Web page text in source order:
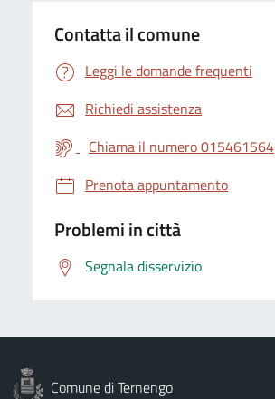
Contatta il comune
Leggi le domande frequenti
Richiedi assistenza
Chiama il numero 015461564
Prenota appuntamento
Problemi in città
Segnala disservizio
Comune di Ternengo